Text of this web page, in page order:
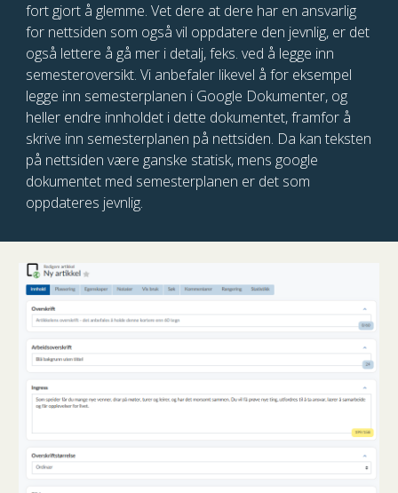
fort gjort å glemme. Vet dere at dere har en ansvarlig
for nettsiden som også vil oppdatere den jevnlig, er det
også lettere å gå mer i detalj, feks. ved å legge inn
semesteroversikt. Vi anbefaler likevel å for eksempel
legge inn semesterplanen i Google Dokumenter, og
heller endre innholdet i dette dokumentet, framfor å
skrive inn semesterplanen på nettsiden. Da kan teksten
på nettsiden være ganske statisk, mens google
dokumentet med semesterplanen er det som
oppdateres jevnlig.